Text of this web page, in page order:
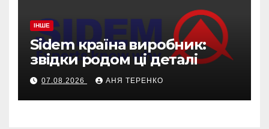
ІНШЕ
Sidem країна виробник:
звідки родом ці деталі
07.08.2026 АНЯ ТЕРЕНКО